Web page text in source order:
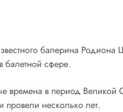
балерина
балетной сфере.
времена в период Великой
провели несколько лет.